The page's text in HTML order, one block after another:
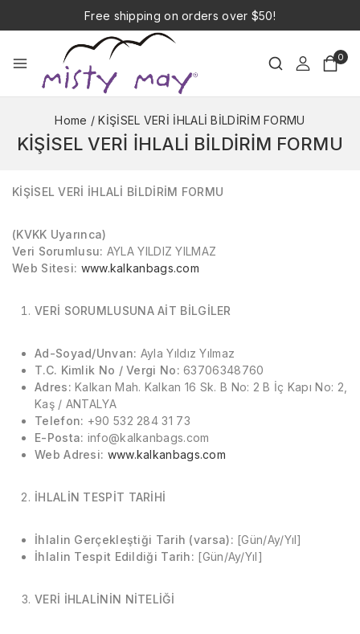
Free shipping on orders over $50!
0
Home / KİŞİSEL VERİ İHLALİ BİLDİRİM FORMU
KİŞİSEL VERİ İHLALİ BİLDİRİM FORMU
KİŞİSEL VERİ İHLALİ BİLDİRİM FORMU
(KVKK Uyarınca)
Veri Sorumlusu: AYLA YILDIZ YILMAZ
Web Sitesi: www.kalkanbags.com
VERİ SORUMLUSUNA AİT BİLGİLER
Ad-Soyad/Unvan: Ayla Yıldız Yılmaz
T.C. Kimlik No / Vergi No: 63706348760
Adres: Kalkan Mah. Kalkan 16 Sk. B No: 2 B İç Kapı No: 2,
Kaş / ANTALYA
Telefon: +90 532 284 31 73
E-Posta: info@kalkanbags.com
Web Adresi: www.kalkanbags.com
İHLALİN TESPİT TARİHİ
İhlalin Gerçekleştiği Tarih (varsa): [Gün/Ay/Yıl]
İhlalin Tespit Edildiği Tarih: [Gün/Ay/Yıl]
VERİ İHLALİNİN NİTELİĞİ